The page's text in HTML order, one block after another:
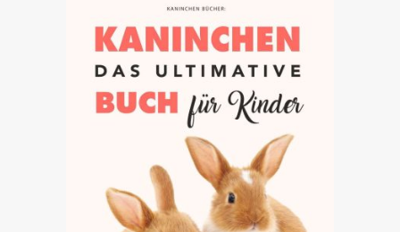
ANSEHEN AUF AMAZON